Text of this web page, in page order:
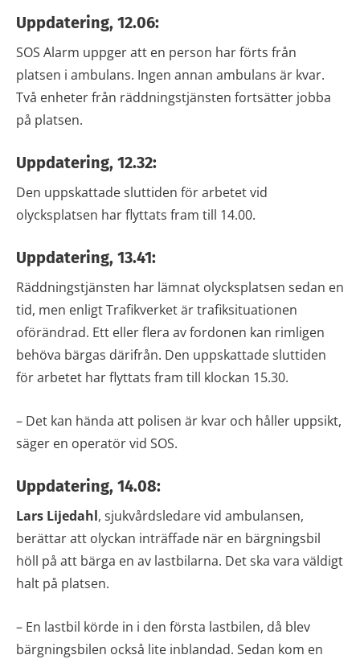
Uppdatering, 12.06:
SOS Alarm uppger att en person har förts från
platsen i ambulans. Ingen annan ambulans är kvar.
Två enheter från räddningstjänsten fortsätter jobba
på platsen.
Uppdatering, 12.32:
Den uppskattade sluttiden för arbetet vid
olycksplatsen har flyttats fram till 14.00.
Uppdatering, 13.41:
Räddningstjänsten har lämnat olycksplatsen sedan en
tid, men enligt Trafikverket är trafiksituationen
oförändrad. Ett eller flera av fordonen kan rimligen
behöva bärgas därifrån. Den uppskattade sluttiden
för arbetet har flyttats fram till klockan 15.30.
– Det kan hända att polisen är kvar och håller uppsikt,
säger en operatör vid SOS.
Uppdatering, 14.08:
Lars Lijedahl, sjukvårdsledare vid ambulansen,
berättar att olyckan inträffade när en bärgningsbil
höll på att bärga en av lastbilarna. Det ska vara väldigt
halt på platsen.
– En lastbil körde in i den första lastbilen, då blev
bärgningsbilen också lite inblandad. Sedan kom en